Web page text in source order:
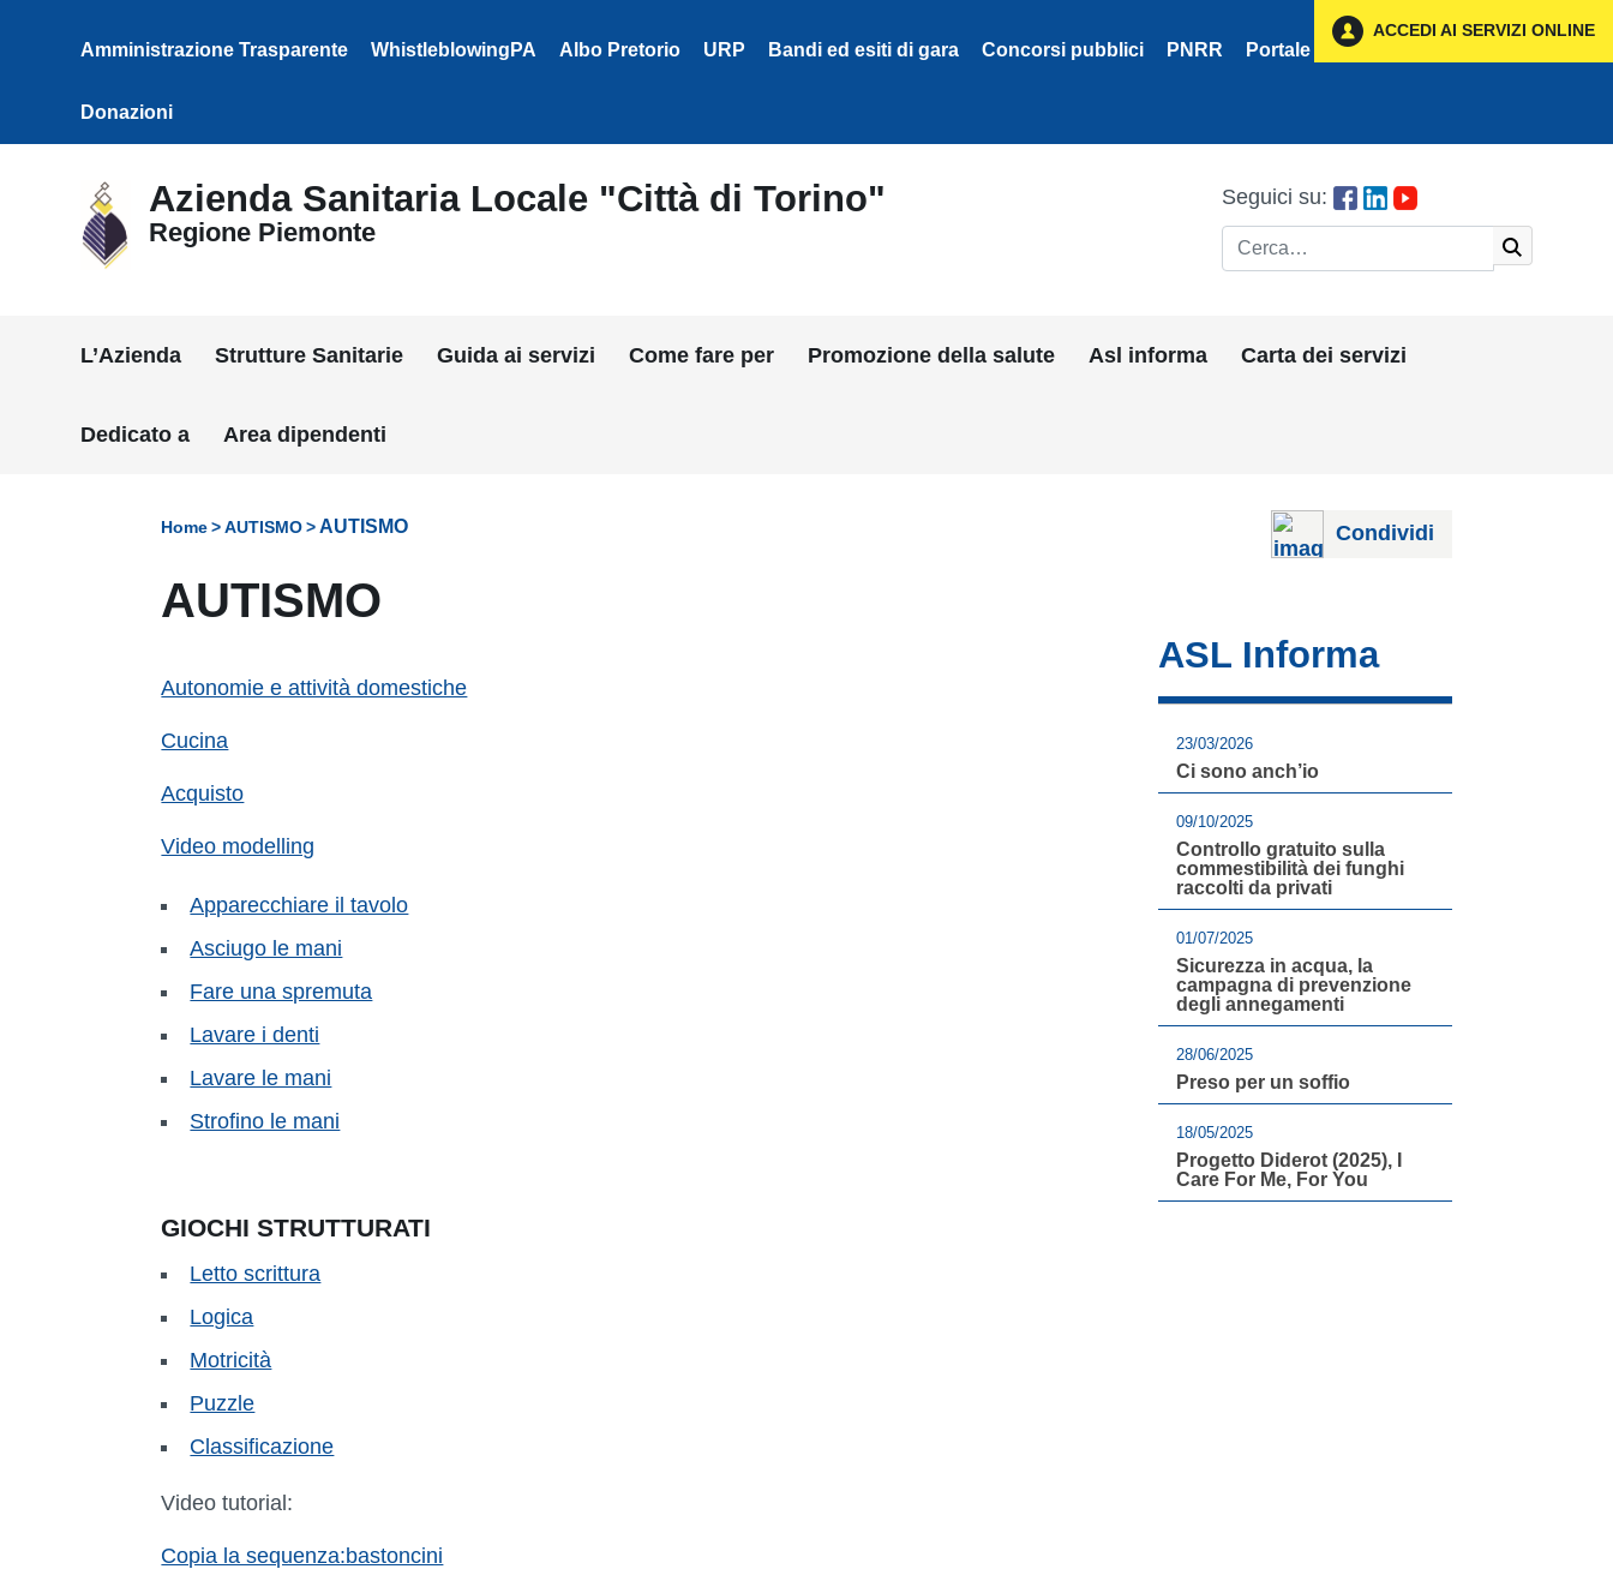
Vai al menu di navigazione
Amministrazione Trasparente WhistleblowingPA Albo Pretorio URP Bandi ed esiti di gara Concorsi pubblici PNRR Portale Fornitori
Donazioni
ACCEDI AI SERVIZI ONLINE
Azienda Sanitaria Locale "Città di Torino"
Regione Piemonte
Seguici su:
Cerca
L’Azienda Strutture Sanitarie Guida ai servizi Come fare per Promozione della salute Asl informa Carta dei servizi
Dedicato a Area dipendenti
Home AUTISMO AUTISMO Condividi
AUTISMO
Autonomie e attività domestiche
Cucina
Acquisto
Video modelling
Apparecchiare il tavolo
Asciugo le mani
Fare una spremuta
Lavare i denti
Lavare le mani
Strofino le mani
GIOCHI STRUTTURATI
Letto scrittura
Logica
Motricità
Puzzle
Classificazione
Video tutorial:
Copia la sequenza:bastoncini
ASL Informa
23/03/2026
Ci sono anch’io
09/10/2025
Controllo gratuito sulla
commestibilità dei funghi
raccolti da privati
01/07/2025
Sicurezza in acqua, la
campagna di prevenzione
degli annegamenti
28/06/2025
Preso per un soffio
18/05/2025
Progetto Diderot (2025), I
Care For Me, For You